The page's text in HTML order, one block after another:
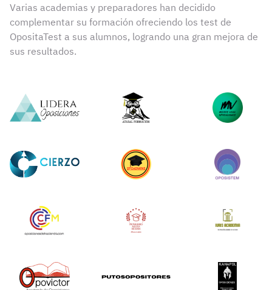
Varias academias y preparadores han decidido
complementar su formación ofreciendo los test de
OpositaTest a sus alumnos, logrando una gran mejora de
sus resultados.